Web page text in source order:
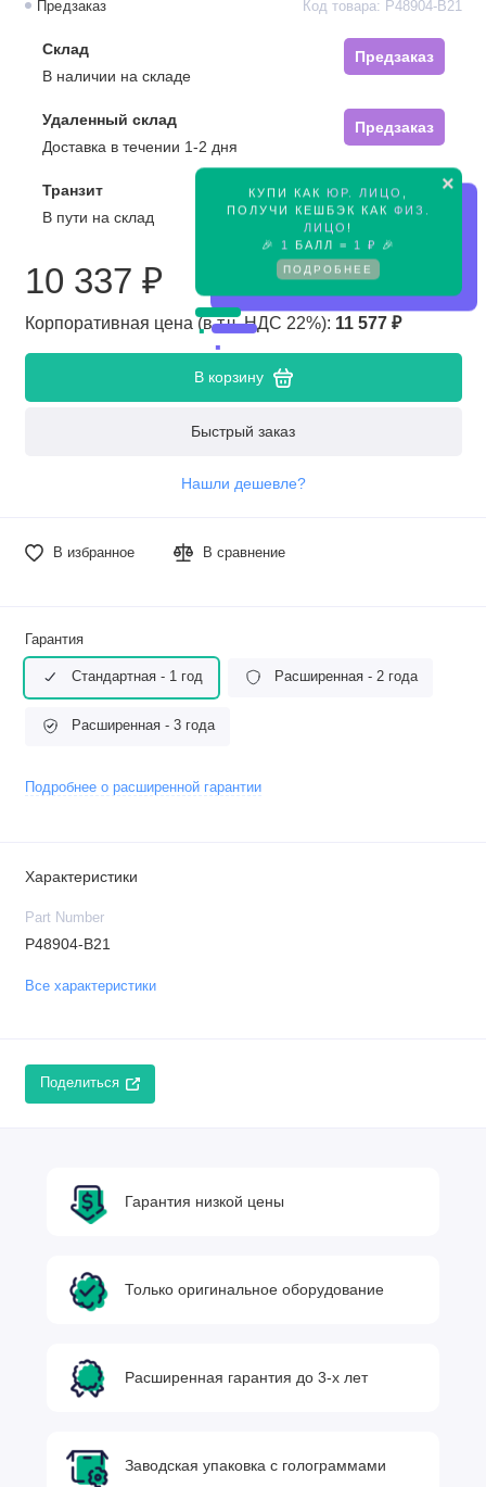
×
КУПИ КАК ЮР. ЛИЦО
ПОЛУЧИ КЕШБЭК КАК ФИЗ.
ЛИЦО !
🎉
1 БАЛЛ = 1 ₽ 🎉
ПОДРОБНЕЕ
Предзаказ Код товара: P48904-B21
Склад
Предзаказ
В наличии на складе
Удаленный склад
Предзаказ
Доставка в течении 1-2 дня
Транзит
Предзаказ
В пути на склад
10 337 ₽
Корпоративная цена (в т.ч. НДС 22%): 11 577 ₽
В корзину
Быстрый заказ
Нашли дешевле?
В избранное В сравнение
Гарантия
Стандартная - 1 год Расширенная - 2 года
Расширенная - 3 года
Подробнее о расширенной гарантии
Характеристики
Part Number
P48904-B21
Все характеристики
Поделиться
Гарантия низкой цены
Только оригинальное оборудование
Расширенная гарантия до 3-х лет
Заводская упаковка с голограммами